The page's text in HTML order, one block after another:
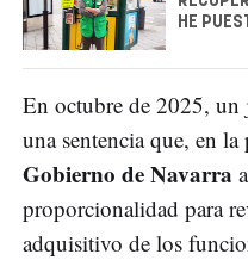
HE
En octubre de 2025,
una sentencia que, en la
Gobierno de Navarra
proporcionalidad para
adquisitivo de los